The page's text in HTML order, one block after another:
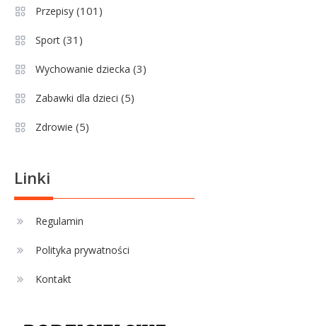
maturzysty?
Jagiellonia Białystok rankingi w
4 Sport
strzelców Primera División
Przepisy (101)
Sport (31)
Wychowanie dziecka (3)
Zabawki dla dzieci (5)
Zdrowie (5)
Linki
Regulamin
Polityka prywatności
Kontakt